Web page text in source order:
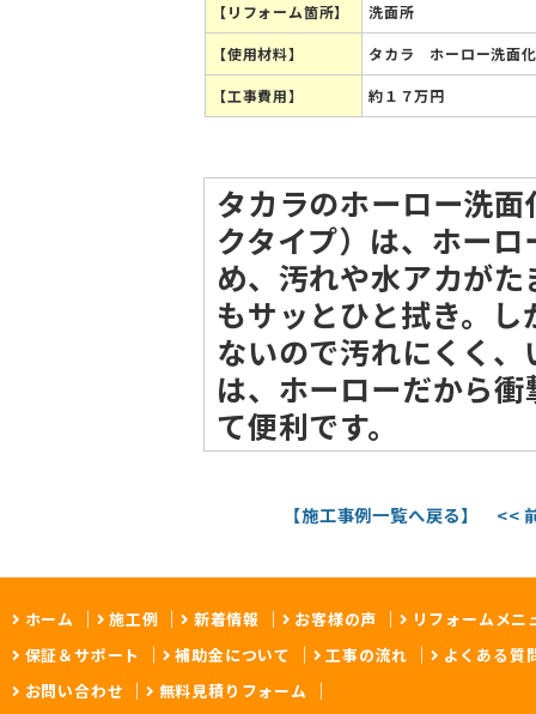
【リフォーム箇所】 洗面所
【使用材料】 タカラ ホーロー洗面
【工事費用】 約１７万円
タカラのホーロー洗
クタイプ）は、ホー
め、汚れや水アカが
もサッとひと拭き。
ないので汚れにくく
は、ホーローだから
て便利です。
【施工事例一覧へ戻る】 <<
ホーム 施工例 新着情報 お客様の声
リフォームメニ
保証＆サポート
補助金について 工事の流れ
よくある質
お問い合わせ
無料見積りフォーム